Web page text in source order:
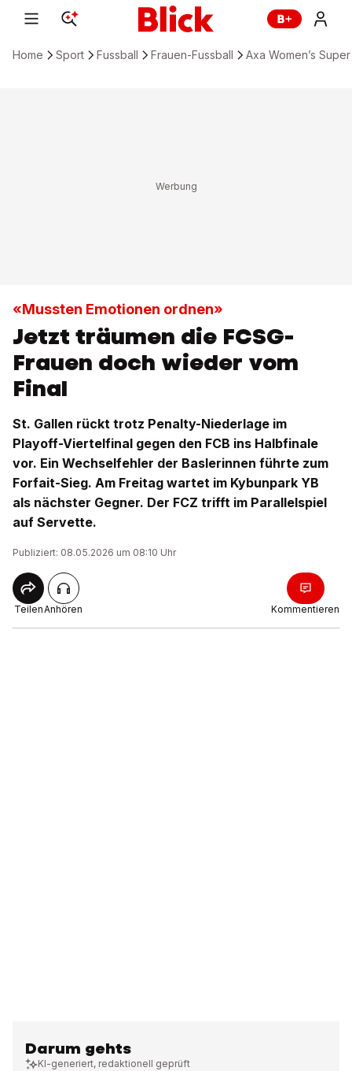
Home Sport Fussball Frauen-Fussball Axa Women’s
«Mussten Emotionen ordnen»
Jetzt träumen die FCSG-
Frauen doch wieder vom
Final
St. Gallen rückt trotz Penalty-Niederlage im
Playoff-Viertelfinal gegen den FCB ins Halbfinale
vor. Ein Wechselfehler der Baslerinnen führte zum
Forfait-Sieg. Am Freitag wartet im Kybunpark YB
als nächster Gegner. Der FCZ trifft im Parallelspiel
auf Servette.
Publiziert: 08.05.2026 um 08:10 Uhr
TeilenAnhören Kommentieren
Darum gehts
KI-generiert, redaktionell geprüft